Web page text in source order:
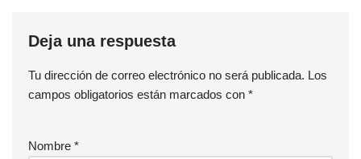
Deja una respuesta
Tu dirección de correo electrónico no será publicada. Los
campos obligatorios están marcados con *
Nombre *